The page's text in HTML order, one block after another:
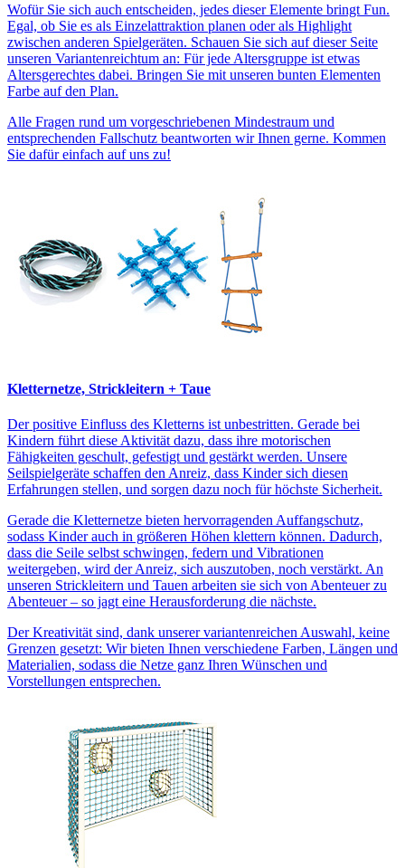
Wofür Sie sich auch entscheiden, jedes dieser Elemente bringt Fun.
Egal, ob Sie es als Einzelattraktion planen oder als Highlight
zwischen anderen Spielgeräten. Schauen Sie sich auf dieser Seite
unseren Variantenreichtum an: Für jede Altersgruppe ist etwas
Altersgerechtes dabei. Bringen Sie mit unseren bunten Elementen
Farbe auf den Plan.
Alle Fragen rund um vorgeschriebenen Mindestraum und
entsprechenden Fallschutz beantworten wir Ihnen gerne. Kommen
Sie dafür einfach auf uns zu!
Kletternetze, Strickleitern + Taue
Der positive Einfluss des Kletterns ist unbestritten. Gerade bei
Kindern führt diese Aktivität dazu, dass ihre motorischen
Fähigkeiten geschult, gefestigt und gestärkt werden. Unsere
Seilspielgeräte schaffen den Anreiz, dass Kinder sich diesen
Erfahrungen stellen, und sorgen dazu noch für höchste Sicherheit.
Gerade die Kletternetze bieten hervorragenden Auffangschutz,
sodass Kinder auch in größeren Höhen klettern können. Dadurch,
dass die Seile selbst schwingen, federn und Vibrationen
weitergeben, wird der Anreiz, sich auszutoben, noch verstärkt. An
unseren Strickleitern und Tauen arbeiten sie sich von Abenteuer zu
Abenteuer – so jagt eine Herausforderung die nächste.
Der Kreativität sind, dank unserer variantenreichen Auswahl, keine
Grenzen gesetzt: Wir bieten Ihnen verschiedene Farben, Längen und
Materialien, sodass die Netze ganz Ihren Wünschen und
Vorstellungen entsprechen.